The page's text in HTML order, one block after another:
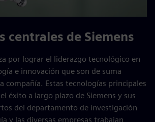
centrales de Siemens
por lograr el liderazgo tecnológico en
e innovación que son de suma
compañía. Estas tecnologías principales
éxito a largo plazo de Siemens y sus
del departamento de investigación
y las diversas empresas trabajan